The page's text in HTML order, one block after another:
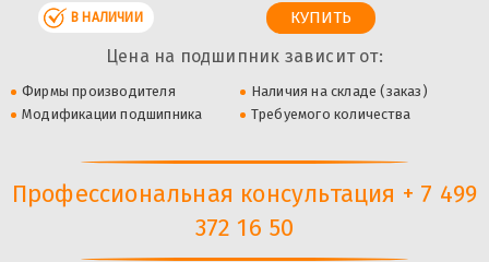
В НАЛИЧИИ
Цена на подшипник зависит от:
Фирмы производителя
Наличия на складе (заказ)
Модификации подшипника
Требуемого количества
Профессиональная консультация + 7 499
372 16 50